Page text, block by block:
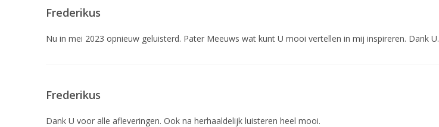
Het Magnificat VIII
Frederikus
Nu in mei 2023 opnieuw geluisterd. Pater Meeuws wat kunt U mooi vertellen in mij inspireren. Dank U.
Frederikus
Dank U voor alle afleveringen. Ook na herhaaldelijk luisteren heel mooi.